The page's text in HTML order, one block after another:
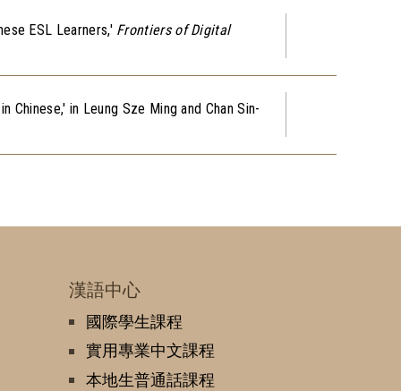
ESL Learners,' Frontiers of Digital
Chinese,' in Leung Sze Ming and Chan Sin-
漢語中心
國際學生課程
實用專業中文課程
本地生普通話課程